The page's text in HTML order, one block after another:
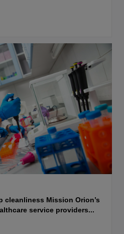
cleanliness Mission Orion’s
service providers...